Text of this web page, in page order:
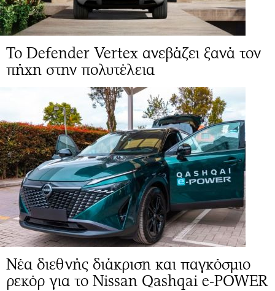
Το Defender Vertex ανεβάζει ξανά τον
πήχη στην πολυτέλεια
Νέα διεθνής διάκριση και παγκόσμιο
ρεκόρ για το Nissan Qashqai e-POWER